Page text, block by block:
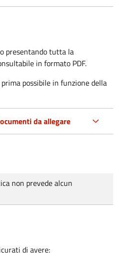
presentando tutta la
in formato PDF.
possibile in funzione della
da allegare
non prevede alcun
di avere: